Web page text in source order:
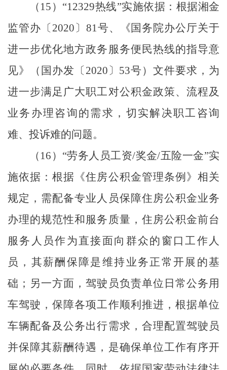
（ 15 ） “12329热线”实施依据：根据湘金
监管办 〔 2020 〕 81号、《国务院办公厅关于
进一步优化地方政务服务便民热线的指导意
见》（国办发〔 2020 〕 53号）文件要求，为
进一步满足广大职工对公积金政策、流程及
业务办理咨询的需求，切实解决职工咨询
难、投诉难的问题。
（ 16 ） “劳务人员工资/奖金/五险一金”实
施依据：根据《住房公积金管理条例》相关
规定，需配备专业人员保障住房公积金业务
办理的规范性和服务质量，住房公积金前台
服务人员作为直接面向群众的窗口工作人
员，其薪酬保障是维持业务正常开展的基
础；另一方面，驾驶员负责单位日常公务用
车驾驶，保障各项工作顺利推进，根据单位
车辆配备及公务出行需求，合理配置驾驶员
并保障其薪酬待遇，是确保单位工作有序开